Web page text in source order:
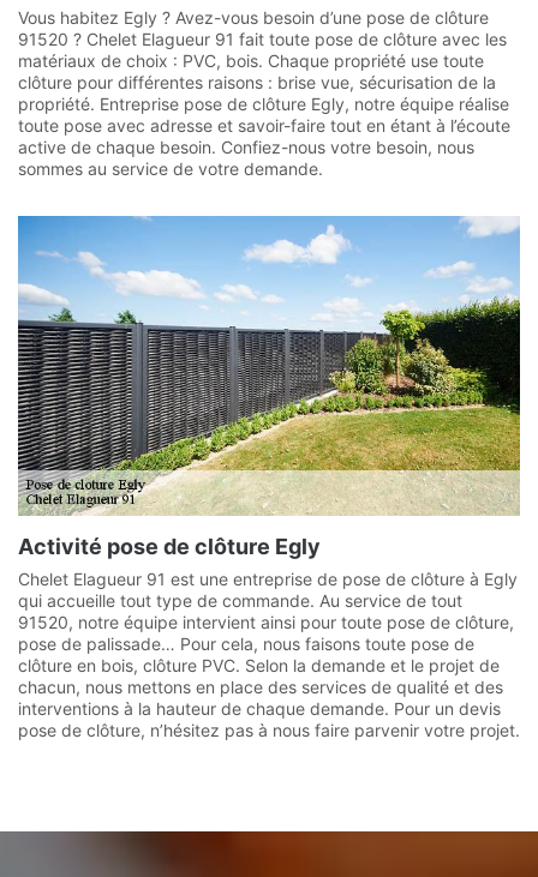
Vous habitez Egly ? Avez-vous besoin d’une pose de clôture
91520 ? Chelet Elagueur 91 fait toute pose de clôture avec les
matériaux de choix : PVC, bois. Chaque propriété use toute
clôture pour différentes raisons : brise vue, sécurisation de la
propriété. Entreprise pose de clôture Egly, notre équipe réalise
toute pose avec adresse et savoir-faire tout en étant à l’écoute
active de chaque besoin. Confiez-nous votre besoin, nous
sommes au service de votre demande.
Activité pose de clôture Egly
Chelet Elagueur 91 est une entreprise de pose de clôture à Egly
qui accueille tout type de commande. Au service de tout
91520, notre équipe intervient ainsi pour toute pose de clôture,
pose de palissade… Pour cela, nous faisons toute pose de
clôture en bois, clôture PVC. Selon la demande et le projet de
chacun, nous mettons en place des services de qualité et des
interventions à la hauteur de chaque demande. Pour un devis
pose de clôture, n’hésitez pas à nous faire parvenir votre projet.